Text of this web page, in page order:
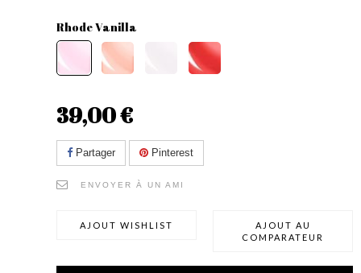
Rhode Vanilla
39,00 €
Partager Pinterest
ENVOYER À UN AMI
AJOUT WISHLIST
AJOUT AU
COMPARATEUR